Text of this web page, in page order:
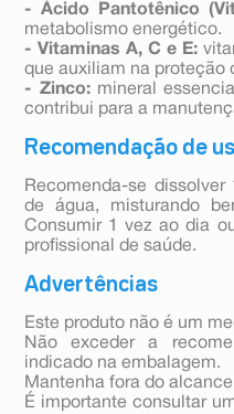
- Ácido Pantotênico
metabolismo energético.
- Vitaminas A, C e E:
que auxiliam na proteção
- Zinco:mineral
contribui para a
Recomendação de
Recomenda-se
de água, misturando
Consumir 1 vez ao dia
profissional de saúde.
Advertências
Este produto não é um
Não exceder a
indicado na embalagem.
Mantenha fora do
É importante consultar